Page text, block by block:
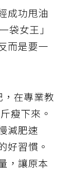
成功甩油
袋女王」
而是要一
在專業教
瘦下來。
減肥速
好習慣。
，讓原本